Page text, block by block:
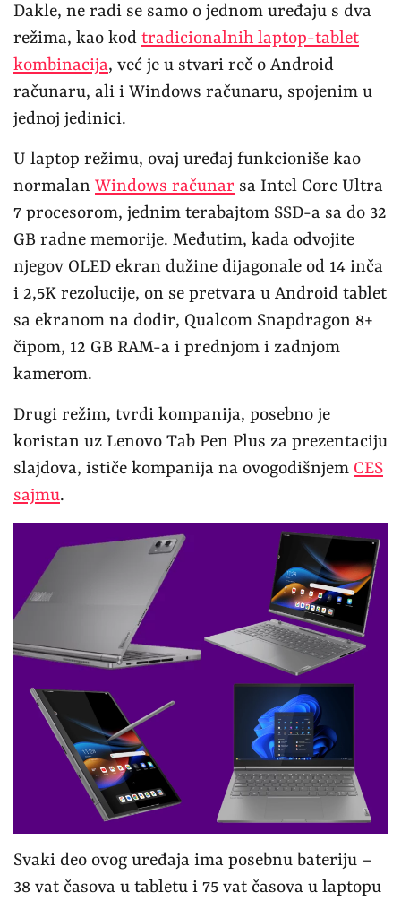
Dakle, ne radi se samo o jednom uređaju s dva
režima, kao kod tradicionalnih laptop-tablet
kombinacija, već je u stvari reč o Android
računaru, ali i Windows računaru, spojenim u
jednoj jedinici.
U laptop režimu, ovaj uređaj funkcioniše kao
normalan Windows računar sa Intel Core Ultra
7 procesorom, jednim terabajtom SSD-a sa do 32
GB radne memorije. Međutim, kada odvojite
njegov OLED ekran dužine dijagonale od 14 inča
i 2,5K rezolucije, on se pretvara u Android tablet
sa ekranom na dodir, Qualcom Snapdragon 8+
čipom, 12 GB RAM-a i prednjom i zadnjom
kamerom.
Drugi režim, tvrdi kompanija, posebno je
koristan uz Lenovo Tab Pen Plus za prezentaciju
slajdova, ističe kompanija na ovogodišnjem CES
sajmu.
Svaki deo ovog uređaja ima posebnu bateriju –
38 vat časova u tabletu i 75 vat časova u laptopu